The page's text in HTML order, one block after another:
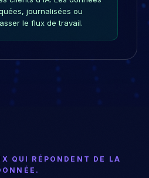
journalisées ou
le flux de travail.
QUI RÉPONDENT DE LA